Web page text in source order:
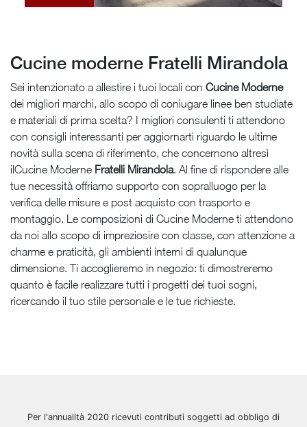
Cucine moderne Fratelli Mirandola
Sei intenzionato a allestire i tuoi locali con Cucine Moderne
dei migliori marchi, allo scopo di coniugare linee ben studiate
e materiali di prima scelta? I migliori consulenti ti attendono
con consigli interessanti per aggiornarti riguardo le ultime
novità sulla scena di riferimento, che concernono altresì
ilCucine Moderne Fratelli Mirandola. Al fine di rispondere alle
tue necessità offriamo supporto con sopralluogo per la
verifica delle misure e post acquisto con trasporto e
montaggio. Le composizioni di Cucine Moderne ti attendono
da noi allo scopo di impreziosire con classe, con attenzione a
charme e praticità, gli ambienti interni di qualunque
dimensione. Ti accoglieremo in negozio: ti dimostreremo
quanto è facile realizzare tutti i progetti dei tuoi sogni,
ricercando il tuo stile personale e le tue richieste.
Per l'annualità 2020 ricevuti contributi soggetti ad obbligo di